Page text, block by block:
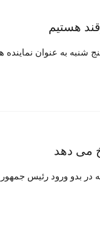
هستیم
شنبه به عنوان
می دهد
در بدو ورود رئیس